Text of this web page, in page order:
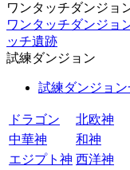
ワンタッチダンジョ
ワンタッチダンジョ
ッチ遺跡
試練ダンジョン
試練ダンジョン
ドラゴン
北欧神
中華神
和神
エジプト神 西洋神